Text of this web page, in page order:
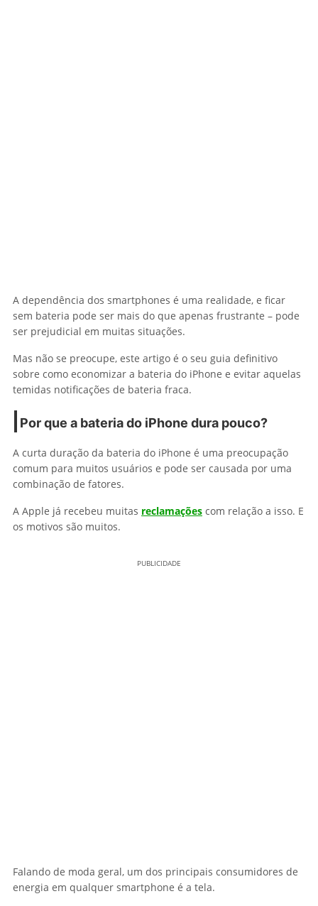
A dependência dos smartphones é uma realidade, e ficar
sem bateria pode ser mais do que apenas frustrante – pode
ser prejudicial em muitas situações.
Mas não se preocupe, este artigo é o seu guia definitivo
sobre como economizar a bateria do iPhone e evitar aquelas
temidas notificações de bateria fraca.
Por que a bateria do iPhone dura pouco?
A curta duração da bateria do iPhone é uma preocupação
comum para muitos usuários e pode ser causada por uma
combinação de fatores.
A Apple já recebeu muitas reclamações com relação a isso. E
os motivos são muitos.
PUBLICIDADE
Falando de moda geral, um dos principais consumidores de
energia em qualquer smartphone é a tela.